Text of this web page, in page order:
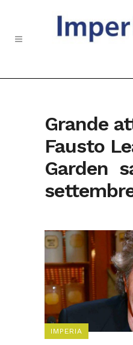
Grande
Fausto
Garden
IMPERIA